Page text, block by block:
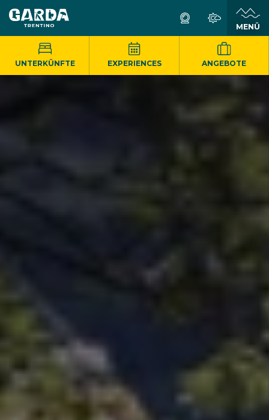
MENÜ
UNTERKÜNFTE EXPERIENCES ANGEBOTE